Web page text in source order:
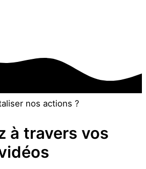
nos actions ?
à travers vos